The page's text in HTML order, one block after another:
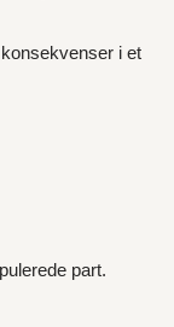
i et
part.